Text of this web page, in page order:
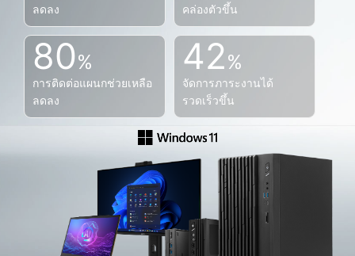
ลดลง
คล่องตัวขึ้น
80%
การติดต่อแผนกช่วยเหลือ
ลดลง
42%
จัดการภาระงานได้
รวดเร็วขึ้น